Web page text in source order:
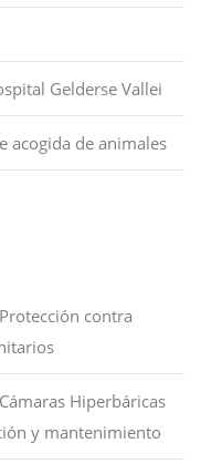
Gelderse Vallei
acogida de animales
contra
Hiperbáricas
y mantenimiento